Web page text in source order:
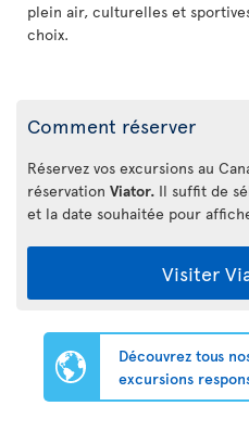
plein air, culturelles et
choix.
Comment réserver
Réservez vos excursions au
réservation Viator. Il suffit de
et la date souhaitée pour
Visiter
Découvrez tous
excursions